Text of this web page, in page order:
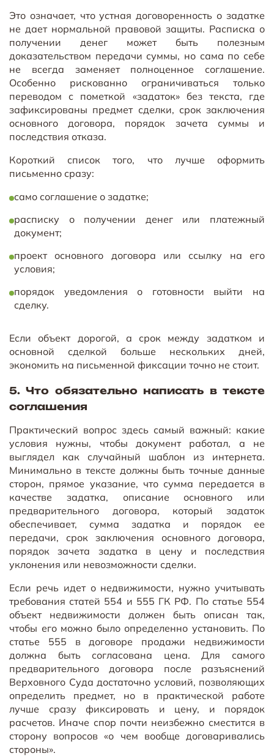
Это означает, что устная договоренность о задатке
не дает нормальной правовой защиты. Расписка о
получении денег может быть полезным
доказательством передачи суммы, но сама по себе
не всегда заменяет полноценное соглашение.
Особенно рискованно ограничиваться только
переводом с пометкой «задаток» без текста, где
зафиксированы предмет сделки, срок заключения
основного договора, порядок зачета суммы и
последствия отказа.
Короткий список того, что лучше оформить
письменно сразу:
само соглашение о задатке;
расписку о получении денег или платежный
документ;
проект основного договора или ссылку на его
условия;
порядок уведомления о готовности выйти на
сделку.
Если объект дорогой, а срок между задатком и
основной сделкой больше нескольких дней,
экономить на письменной фиксации точно не стоит.
5. Что обязательно написать в тексте
соглашения
Практический вопрос здесь самый важный: какие
условия нужны, чтобы документ работал, а не
выглядел как случайный шаблон из интернета.
Минимально в тексте должны быть точные данные
сторон, прямое указание, что сумма передается в
качестве задатка, описание основного или
предварительного договора, который задаток
обеспечивает, сумма задатка и порядок ее
передачи, срок заключения основного договора,
порядок зачета задатка в цену и последствия
уклонения или невозможности сделки.
Если речь идет о недвижимости, нужно учитывать
требования статей 554 и 555 ГК РФ. По статье 554
объект недвижимости должен быть описан так,
чтобы его можно было определенно установить. По
статье 555 в договоре продажи недвижимости
должна быть согласована цена. Для самого
предварительного договора после разъяснений
Верховного Суда достаточно условий, позволяющих
определить предмет, но в практической работе
лучше сразу фиксировать и цену, и порядок
расчетов. Иначе спор почти неизбежно сместится в
сторону вопросов «о чем вообще договаривались
стороны».